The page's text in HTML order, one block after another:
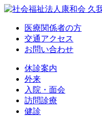
医療関係者の方
交通アクセス
お問い合わせ
休診案内
外来
入院・面会
訪問診療
健診